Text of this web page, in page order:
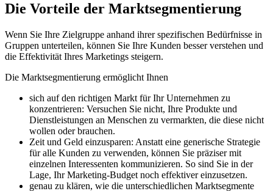
Die Vorteile der Marktsegmentierung
Wenn Sie Ihre Zielgruppe anhand ihrer spezifischen Bedürfnisse in
Gruppen unterteilen, können Sie Ihre Kunden besser verstehen und
die Effektivität Ihres Marketings steigern.
Die Marktsegmentierung ermöglicht Ihnen
sich auf den richtigen Markt für Ihr Unternehmen zu
konzentrieren: Versuchen Sie nicht, Ihre Produkte und
Dienstleistungen an Menschen zu vermarkten, die diese nicht
wollen oder brauchen.
Zeit und Geld einzusparen: Anstatt eine generische Strategie
für alle Kunden zu verwenden, können Sie präziser mit
einzelnen Interessenten kommunizieren. So sind Sie in der
Lage, Ihr Marketing-Budget noch effektiver einzusetzen.
genau zu klären, wie die unterschiedlichen Marktsegmente